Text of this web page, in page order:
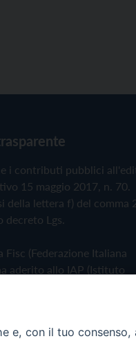
i contributi pubblici
15 maggio 2017, n. 70.
della lettera f) del comma
decreto Lgs.
(Federazione Italiana
aderito allo IAP (Istituto
Policy
e, con il tuo